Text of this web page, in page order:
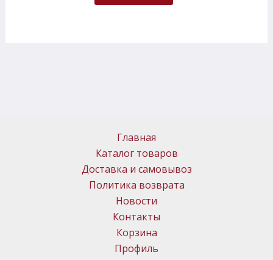
Главная
Каталог товаров
Доставка и самовывоз
Политика возврата
Новости
Контакты
Корзина
Профиль